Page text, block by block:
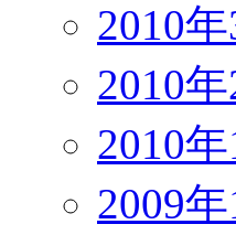
2010年
2010年
2010年
2009年